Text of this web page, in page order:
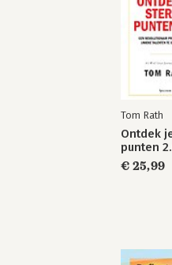
niet?
en samenwerken
Tom Rath
Ontdek
punten
€ 25,99